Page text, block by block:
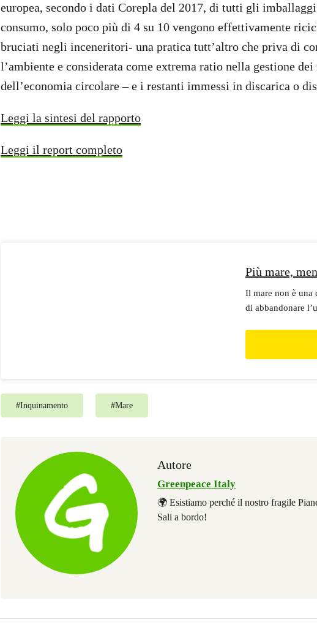
europea, secondo i dati Corepla del 2017, di tutti gli
consumo, solo poco più di 4 su 10 vengono effettivamente
bruciati negli inceneritori- una pratica tutt’altro che priva di
l’ambiente e considerata come extrema ratio nella gestione
dell’economia circolare – e i restanti immessi in discarica o
Leggi la sintesi del rapporto
Leggi il report completo
Più mare,
Il mare non è una
di abbandonare
#Inquinamento #Mare
Autore
Greenpeace Italy
🌍 Esistiamo perché il nostro fragile
Sali a bordo!